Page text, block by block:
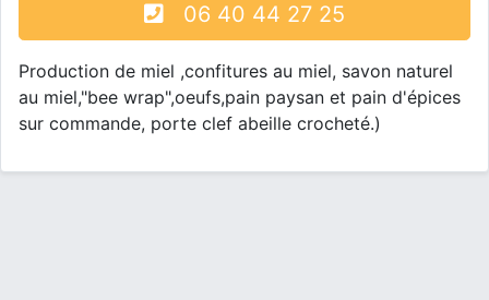
06 40 44 27 25
Production de miel ,confitures au miel, savon naturel
au miel,"bee wrap",oeufs,pain paysan et pain d'épices
sur commande, porte clef abeille crocheté.)